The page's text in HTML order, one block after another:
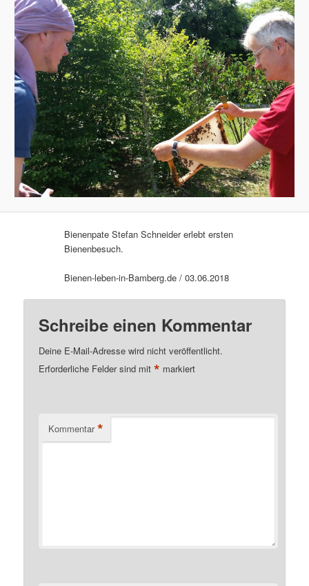
Bienenpate Stefan Schneider erlebt ersten
Bienenbesuch.
Bienen-leben-in-Bamberg.de / 03.06.2018
Schreibe einen Kommentar
Deine E-Mail-Adresse wird nicht veröffentlicht.
Erforderliche Felder sind mit* markiert
Kommentar *